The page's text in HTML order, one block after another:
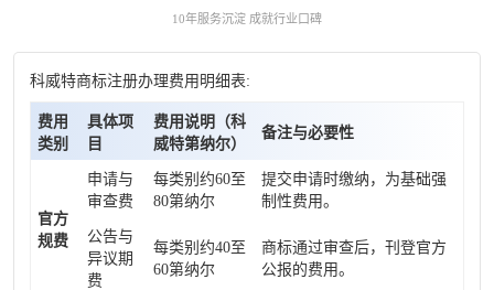
10年服务沉淀 成就行业口碑
科威特商标注册办理费用明细表:
费用
类别
具体项
目
费用说明（科
威特第纳尔）
备注与必要性
官方
规费
申请与
审查费
每类别约60至
80第纳尔
提交申请时缴纳，为基础强
制性费用。
公告与
异议期
费
每类别约40至
60第纳尔
商标通过审查后，刊登官方
公报的费用。